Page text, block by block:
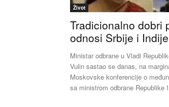
Život
Tradicionalno dobri
odnosi Srbije i Indije
Ministar odbrane u Vladi
Vulin sastao se danas, na
Moskovske konferencije o
sa ministrom odbrane Republike